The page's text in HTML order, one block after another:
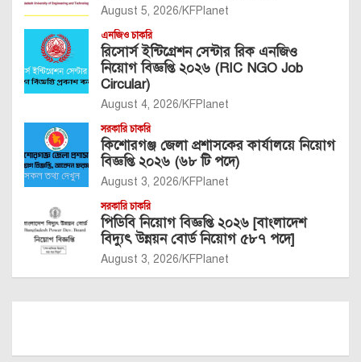
August 5, 2026 KFPlanet
এনজিও চাকরি
রিসোর্স ইন্টিগ্রেশন সেন্টার রিক এনজিও
নিয়োগ বিজ্ঞপ্তি ২০২৬ (RIC NGO Job
Circular)
August 4, 2026 KFPlanet
সরকারি চাকরি
কিশোরগঞ্জ জেলা প্রশাসকের কার্যালয়ে নিয়োগ
বিজ্ঞপ্তি ২০২৬ (৬৮ টি পদে)
August 3, 2026 KFPlanet
সরকারি চাকরি
পিডিবি নিয়োগ বিজ্ঞপ্তি ২০২৬ [বাংলাদেশ
বিদ্যুৎ উন্নয়ন বোর্ড নিয়োগ ৫৮৭ পদে]
August 3, 2026 KFPlanet